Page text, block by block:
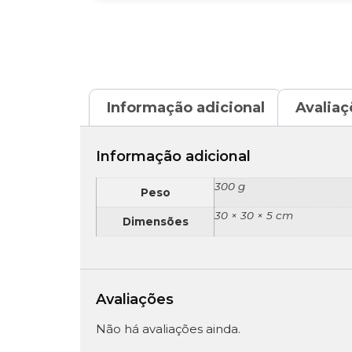
Informação adicional
Informação adicional
Peso 300 g
Dimensões 30 × 30 × 5 cm
Avaliações
Não há avaliações ainda.